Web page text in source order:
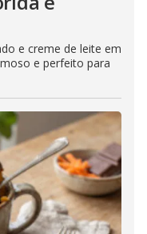
e creme de leite em
e perfeito para